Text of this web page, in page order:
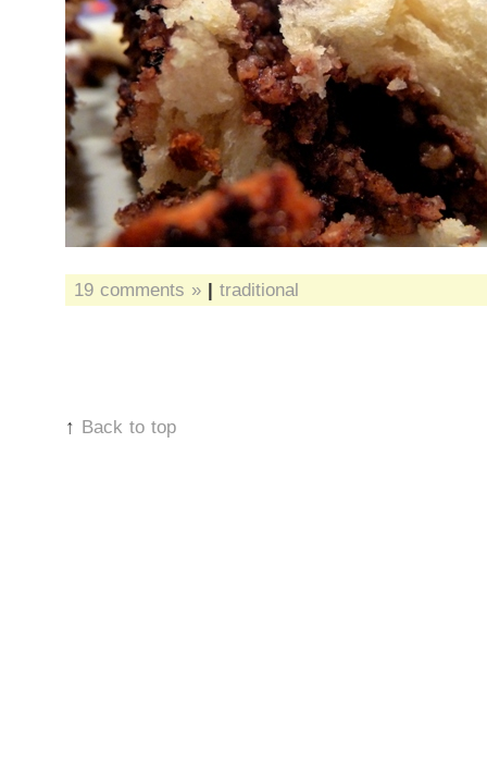
19 comments » | traditional
↑ Back to top